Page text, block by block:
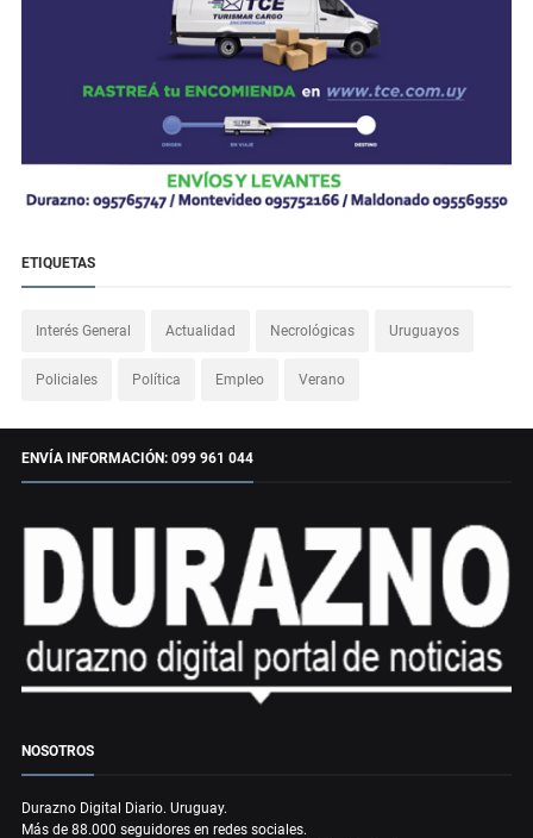
ETIQUETAS
Interés General Actualidad Necrológicas Uruguayos
Policiales Política Empleo Verano
ENVÍA INFORMACIÓN: 099 961 044
NOSOTROS
Durazno Digital Diario. Uruguay.
Más de 88.000 seguidores en redes sociales.